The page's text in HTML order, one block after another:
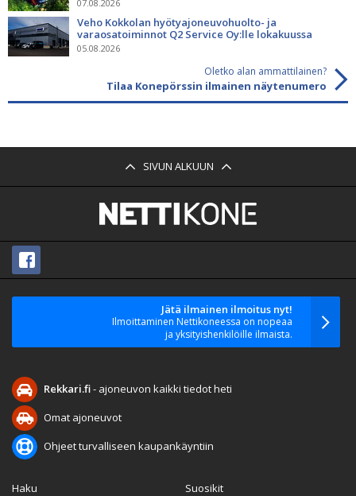
07.08.2026
Veho Kokkolan hyötyajoneuvohuolto- ja
varaosatoiminnot Q2 Service Oy:lle lokakuussa
05.08.2026
Oletko alan ammattilainen?
Tilaa Konepörssin ilmainen näytenumero
SIVUN ALKUUN
Jätä ilmainen ilmoitus nyt!
Ilmoittaminen Nettikoneessa on nopeaa
ja yksityishenkilöille ilmaista.
Rekkari.fi- ajoneuvon kaikki tiedot heti
Omat ajoneuvot
Ohjeet turvalliseen kaupankäyntiin
Haku
Suosikit